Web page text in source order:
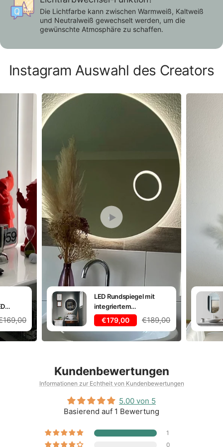
Die Lichtfarbe kann zwischen Warmweiß, Kaltweiß
und Neutralweiß gewechselt werden, um die
gewünschte Atmosphäre zu schaffen.
Instagram Auswahl des Creators
LED Rundspiegel mit
integriertem
Kosmetikspiegel,
Lichtwechsel
Angebotspreis
€179,00
Regulärer
Preis
€189,00
Kundenbewertungen
Informationen zur Echtheit von Kundenbewertungen
5.00 von 5
Basierend auf 1 Bewertung
1
0